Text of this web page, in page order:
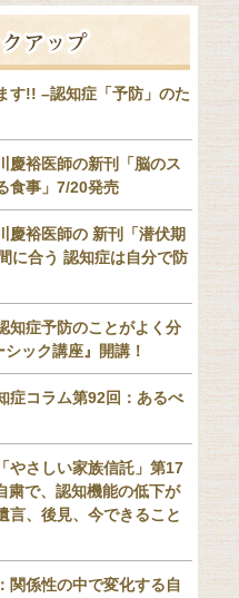
す!! –認知症「予防」のた
慶裕医師の新刊「脳のス
食事」7/20発売
慶裕医師の 新刊「潜伏期
に合う 認知症は自分で防
知症予防のことがよく分
ック講座』開講！
症コラム第92回：あるべ
やさしい家族信託」第17
で、認知機能の低下が
言、後見、今できること
関係性の中で変化する自